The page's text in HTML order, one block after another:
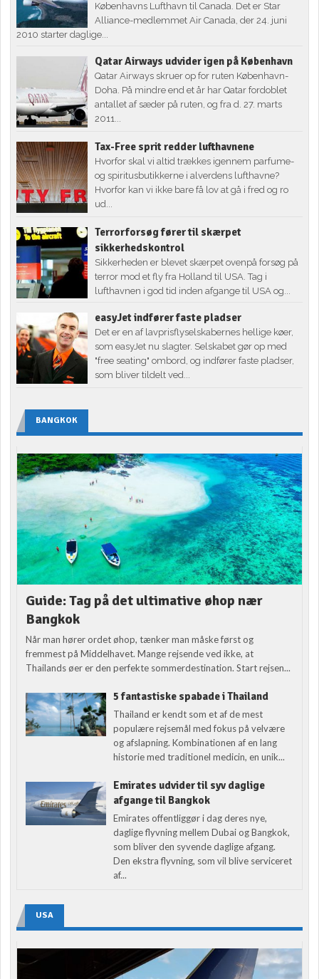
Københavns Lufthavn til Canada. Det er Star
Alliance-medlemmet Air Canada, der 24. juni
2010 starter daglige...
Qatar Airways udvider igen på København
Qatar Airways skruer op for ruten København-
Doha. På mindre end et år har Qatar fordoblet
antallet af sæder på ruten, og fra d. 27. marts
2011...
Tax-Free sprit redder lufthavnene
Hvorfor skal vi altid trækkes igennem parfume-
og spiritusbutikkerne i alverdens lufthavne?
Hvorfor kan vi ikke bare få lov at gå i fred og ro
ud...
Terrorforsøg fører til skærpet
sikkerhedskontrol
Sikkerheden er blevet skærpet ovenpå forsøg på
terror mod et fly fra Holland til USA. Tag i
lufthavnen i god tid inden afgange til USA og...
easyJet indfører faste pladser
Det er en af lavprisflyselskabernes hellige køer,
som easyJet nu slagter. Selskabet gør op med
"free seating" ombord, og indfører faste pladser,
som bliver tildelt ved...
BANGKOK
Guide: Tag på det ultimative øhop nær
Bangkok
Når man hører ordet øhop, tænker man måske først og
fremmest på Middelhavet. Mange rejsende ved ikke, at
Thailands øer er den perfekte sommerdestination. Start rejsen...
5 fantastiske spabade i Thailand
Thailand er kendt som et af de mest
populære rejsemål med fokus på velvære
og afslapning. Kombinationen af en lang
historie med traditionel medicin, en unik...
Emirates udvider til syv daglige
afgange til Bangkok
Emirates offentliggør i dag deres nye,
daglige flyvning mellem Dubai og Bangkok,
som bliver den syvende daglige afgang.
Den ekstra flyvning, som vil blive serviceret
af...
USA